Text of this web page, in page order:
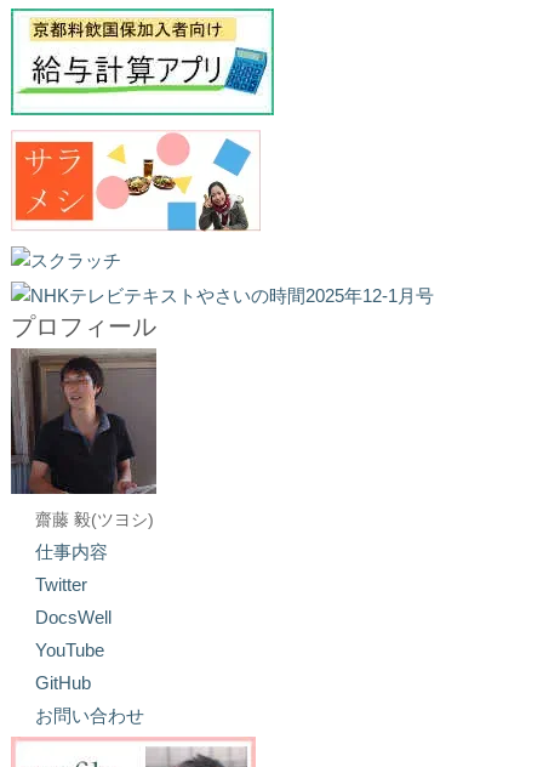
プロフィール
齋藤 毅(ツヨシ)
仕事内容
Twitter
DocsWell
YouTube
GitHub
お問い合わせ